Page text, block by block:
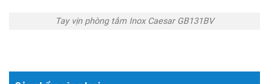
Tay vịn phòng tắm Inox Caesar GB131BV